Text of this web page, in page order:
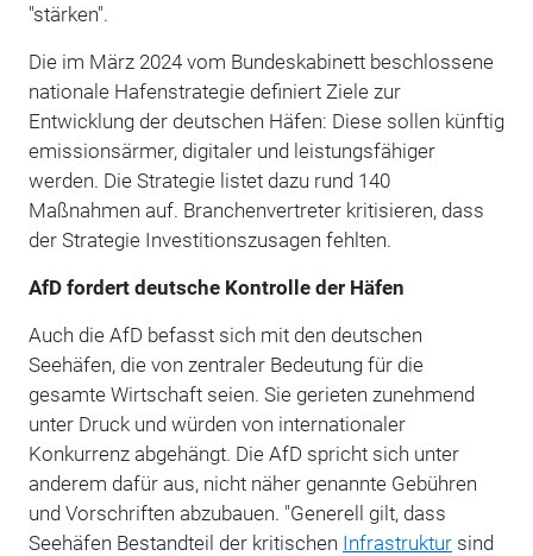
"stärken".
Die im März 2024 vom Bundeskabinett beschlossene
nationale Hafenstrategie definiert Ziele zur
Entwicklung der deutschen Häfen: Diese sollen künftig
emissionsärmer, digitaler und leistungsfähiger
werden. Die Strategie listet dazu rund 140
Maßnahmen auf. Branchenvertreter kritisieren, dass
der Strategie Investitionszusagen fehlten.
AfD fordert deutsche Kontrolle der Häfen
Auch die AfD befasst sich mit den deutschen
Seehäfen, die von zentraler Bedeutung für die
gesamte Wirtschaft seien. Sie gerieten zunehmend
unter Druck und würden von internationaler
Konkurrenz abgehängt. Die AfD spricht sich unter
anderem dafür aus, nicht näher genannte Gebühren
und Vorschriften abzubauen. "Generell gilt, dass
Seehäfen Bestandteil der kritischen Infrastruktursind